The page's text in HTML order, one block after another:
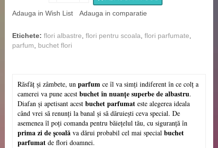
Adauga in Wish List
Adauga in comparatie
Etichete: flori albastre flori pentru scoala flori parfumate
parfum
buchet flori
Răsfăț și zâmbete, un parfum ce îl va simți indiferent în ce colț a
camerei va pune acest buchet în nuanțe superbe de albastru.
Diafan și apetisant acest buchet parfumat este alegerea ideala
când vrei să renunți la banal și să dăruiești ceva special. De
asemenea îl poți comanda pentru băiețelul tău, cu siguranță în
prima zi de școală va dărui probabil cel mai special buchet
parfumat de flori doamnei.